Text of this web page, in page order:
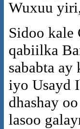
Wuxuu
Sidoo kale
qabiilka
sababta
iyo Usayd
dhashay
lasoo